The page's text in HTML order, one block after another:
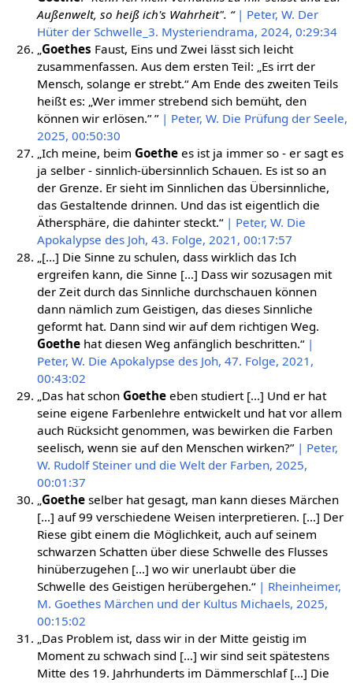
Außenwelt, so heiß ich's Wahrheit". “ | Peter, W. Der
Hüter der Schwelle_3. Mysteriendrama, 2024, 0:29:34
„Goethes Faust, Eins und Zwei lässt sich leicht
zusammenfassen. Aus dem ersten Teil: „Es irrt der
Mensch, solange er strebt.“ Am Ende des zweiten Teils
heißt es: „Wer immer strebend sich bemüht, den
können wir erlösen.” ” | Peter, W. Die Prüfung der Seele,
2025, 00:50:30
„Ich meine, beim Goethees ist ja immer so - er sagt es
ja selber - sinnlich-übersinnlich Schauen. Es ist so an
der Grenze. Er sieht im Sinnlichen das Übersinnliche,
das Gestaltende drinnen. Und das ist eigentlich die
Äthersphäre, die dahinter steckt.“ | Peter, W. Die
Apokalypse des Joh, 43. Folge, 2021, 00:17:57
„[…] Die Sinne zu schulen, dass wirklich das Ich
ergreifen kann, die Sinne […] Dass wir sozusagen mit
der Zeit durch das Sinnliche durchschauen können
dann nämlich zum Geistigen, das dieses Sinnliche
geformt hat. Dann sind wir auf dem richtigen Weg.
Goethehat diesen Weg anfänglich beschritten.“ |
Peter, W. Die Apokalypse des Joh, 47. Folge, 2021,
00:43:02
„Das hat schon Goetheeben studiert […] Und er hat
seine eigene Farbenlehre entwickelt und hat vor allem
auch Rücksicht genommen, was bewirken die Farben
seelisch, wenn sie auf den Menschen wirken?” | Peter,
W. Rudolf Steiner und die Welt der Farben, 2025,
00:01:37
„Goetheselber hat gesagt, man kann dieses Märchen
[…] auf 99 verschiedene Weisen interpretieren. […] Der
Riese gibt einem die Möglichkeit, auch auf seinem
schwarzen Schatten über diese Schwelle des Flusses
hinüberzugehen […] wo wir unerlaubt über die
Schwelle des Geistigen herübergehen.“ | Rheinheimer,
M. Goethes Märchen und der Kultus Michaels, 2025,
00:15:02
„Das Problem ist, dass wir in der Mitte geistig im
Moment zu schwach sind […] wir sind seit spätestens
Mitte des 19. Jahrhunderts im Dämmerschlaf […] Die